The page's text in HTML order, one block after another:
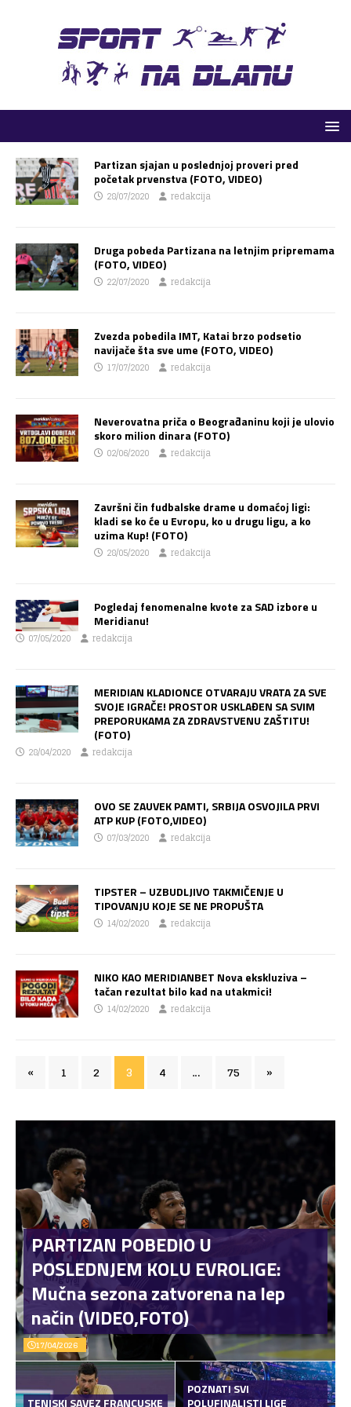
Partizan sjajan u poslednjoj proveri pred
početak prvenstva (FOTO, VIDEO)
28/07/2020 redakcija
Druga pobeda Partizana na letnjim pripremama
(FOTO, VIDEO)
22/07/2020 redakcija
Zvezda pobedila IMT, Katai brzo podsetio
navijače šta sve ume (FOTO, VIDEO)
17/07/2020 redakcija
Neverovatna priča o Beograđaninu koji je ulovio
skoro milion dinara (FOTO)
02/06/2020 redakcija
Završni čin fudbalske drame u domaćoj ligi:
kladi se ko će u Evropu, ko u drugu ligu, a ko
uzima Kup! (FOTO)
28/05/2020 redakcija
Pogledaj fenomenalne kvote za SAD izbore u
Meridianu!
07/05/2020 redakcija
MERIDIAN KLADIONCE OTVARAJU VRATA ZA SVE
SVOJE IGRAČE! PROSTOR USKLAĐEN SA SVIM
PREPORUKAMA ZA ZDRAVSTVENU ZAŠTITU!
(FOTO)
28/04/2020 redakcija
OVO SE ZAUVEK PAMTI, SRBIJA OSVOJILA PRVI
ATP KUP (FOTO,VIDEO)
07/03/2020 redakcija
TIPSTER – UZBUDLJIVO TAKMIČENJE U
TIPOVANJU KOJE SE NE PROPUŠTA
14/02/2020 redakcija
NIKO KAO MERIDIANBET Nova ekskluziva –
tačan rezultat bilo kad na utakmici!
14/02/2020 redakcija
« 1 2 3 4 … 75 »
PARTIZAN POBEDIO U
POSLEDNJEM KOLU EVROLIGE:
Mučna sezona zatvorena na lep
način (VIDEO,FOTO)
17/04/2026
TENISKI SAVEZ FRANCUSKE
POZNATI SVI
POLUFINALISTI LIGE